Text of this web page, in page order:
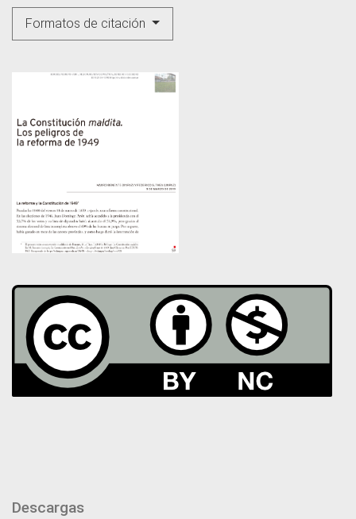
Formatos de citación
Descargas